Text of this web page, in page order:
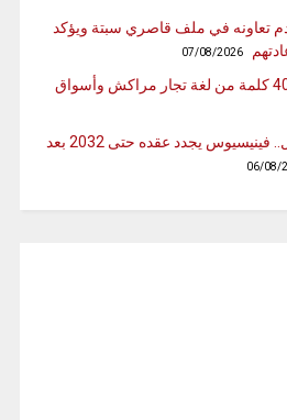
تعاونه في ملف قاصري سبتة ويؤكد
07/08/2026
معجم كولان/ 6 … أبرز 40 كلمة من لغة تجار مراكش وأسواق
ريال مدريد يحسم الجدل.. فينيسيوس يجدد عقده حتى 2032 بعد
06/08/